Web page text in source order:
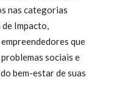
nas categorias
Impacto,
que
sociais e
bem-estar de suas